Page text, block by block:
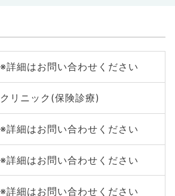
※詳細はお問い合わせください
クリニック(保険診療)
※詳細はお問い合わせください
※詳細はお問い合わせください
※詳細はお問い合わせください